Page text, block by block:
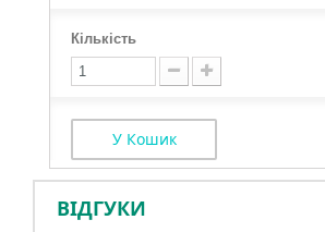
Кількість
У Кошик
ВІДГУКИ